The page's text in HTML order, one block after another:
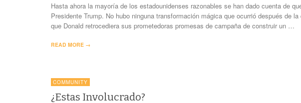
Hasta ahora la mayoría de los estadounidenses razonables se han dado cuenta de
Presidente Trump. No hubo ninguna transformación mágica que ocurrió después de
que Donald retrocediera sus prometedoras promesas de campaña de construir un …
READ MORE →
COMMUNITY
¿Estas Involucrado?